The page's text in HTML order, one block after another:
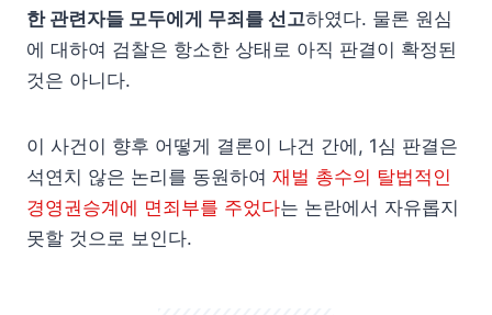
한 관련자들 모두에게 무죄를 선고하였다. 물론 원심
에 대하여 검찰은 항소한 상태로 아직 판결이 확정된
것은 아니다.
이 사건이 향후 어떻게 결론이 나건 간에, 1심 판결은
석연치 않은 논리를 동원하여 재벌 총수의 탈법적인
경영권승계에 면죄부를 주었다는 논란에서 자유롭지
못할 것으로 보인다.